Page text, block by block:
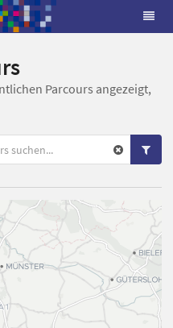
Parcours angezeigt,